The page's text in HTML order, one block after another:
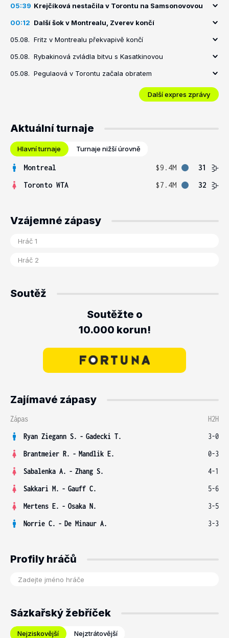
05:39 Krejčíková nestačila v Torontu na Samsonovovou
00:12 Další šok v Montrealu, Zverev končí
05.08. Fritz v Montrealu překvapivě končí
05.08. Rybakinová zvládla bitvu s Kasatkinovou
05.08. Pegulaová v Torontu začala obratem
Další expres zprávy
Aktuální turnaje
Hlavní turnaje Turnaje nižší úrovně
Montreal $9.4M
31
Toronto WTA
$7.4M 32
Vzájemné zápasy
Soutěž
Soutěžte o
10.000 korun!
Zajímavé zápasy
Zápas
H2H
Ryan Ziegann S. - Gadecki T.
3-0
Brantmeier R. - Mandlik E.
0-3
Sabalenka A. - Zhang S.
4-1
Sakkari M. - Gauff C.
5-6
Mertens E. - Osaka N.
3-5
Norrie C. - De Minaur A. 3-3
Profily hráčů
Sázkařský žebříček
Nejziskovější Nejztrátovější